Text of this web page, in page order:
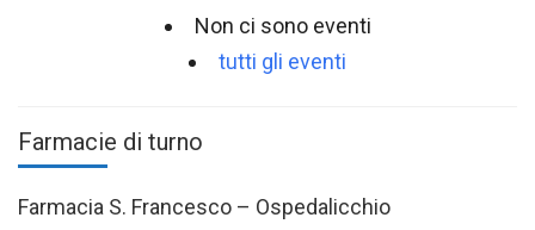
Non ci sono eventi
tutti gli eventi
Farmacie di turno
Farmacia S. Francesco – Ospedalicchio